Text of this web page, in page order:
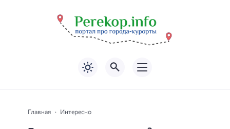
Главная Интересно